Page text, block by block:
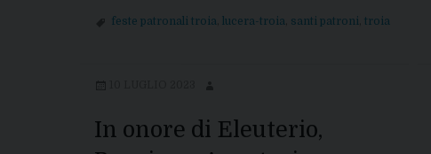
19
PER
I
feste patronali troia lucera-troia santi patroni troia
In onore di Eleuterio,